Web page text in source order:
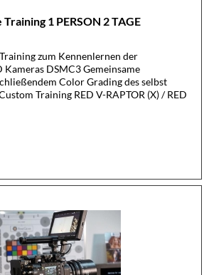
1 PERSON 2 TAGE
zum Kennenlernen der
Kameras DSMC3 Gemeinsame
Color Grading des selbst
Training RED V-RAPTOR (X) / RED